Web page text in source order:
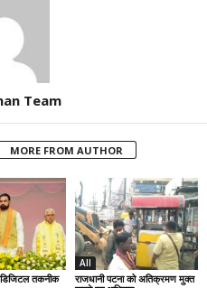
Team
MORE FROM AUTHOR
तकनीक
All
राजधानी पटना को अतिक्रमण मुक्त